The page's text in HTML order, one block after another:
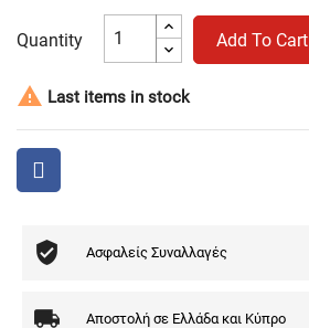
Quantity Add To Cart
 Last items in stock
Ασφαλείς Συναλλαγές
Αποστολή σε Ελλάδα και Κύπρο